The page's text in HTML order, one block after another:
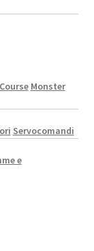
Monster
Servocomandi
e